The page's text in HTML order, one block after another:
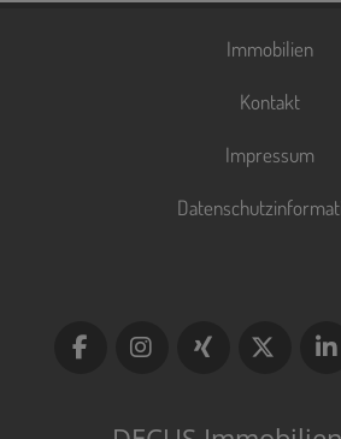
Immobilien
Kontakt
Impressum